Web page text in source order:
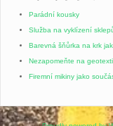
Parádní kousky
Služba na vyklízení
Barevná šňůrka na krk
Nezapomeňte na
Firemní mikiny jako